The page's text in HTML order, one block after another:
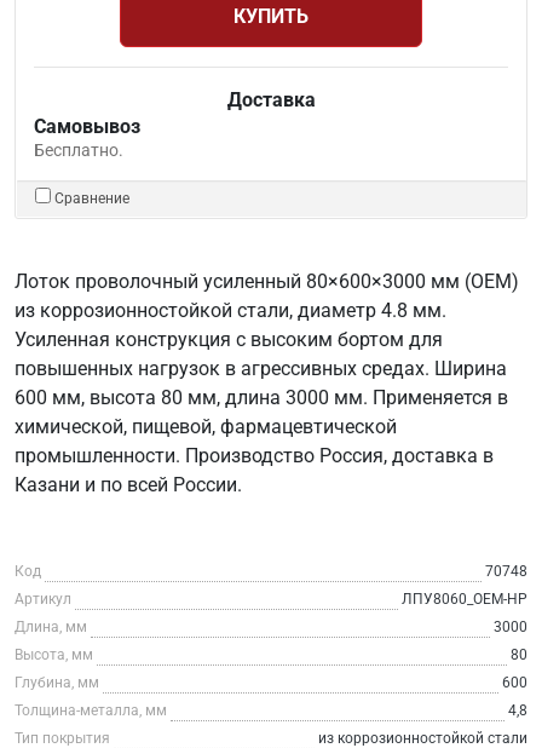
КУПИТЬ
Доставка
Самовывоз
Бесплатно.
Сравнение
Лоток проволочный усиленный 80×600×3000 мм (ОЕМ)
из коррозионностойкой стали, диаметр 4.8 мм.
Усиленная конструкция с высоким бортом для
повышенных нагрузок в агрессивных средах. Ширина
600 мм, высота 80 мм, длина 3000 мм. Применяется в
химической, пищевой, фармацевтической
промышленности. Производство Россия, доставка в
Казани и по всей России.
Код
70748
Артикул
ЛПУ8060_ОЕМ-НР
Длина, мм
3000
Высота, мм
80
Глубина, мм
600
Толщина-металла, мм
4,8
Тип покрытия
из коррозионностойкой стали